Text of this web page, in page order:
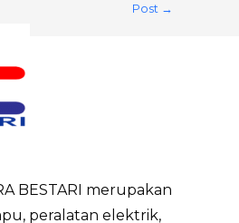
Post →
BESTARI merupakan
peralatan elektrik,